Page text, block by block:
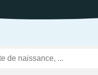
Présentation des ENS